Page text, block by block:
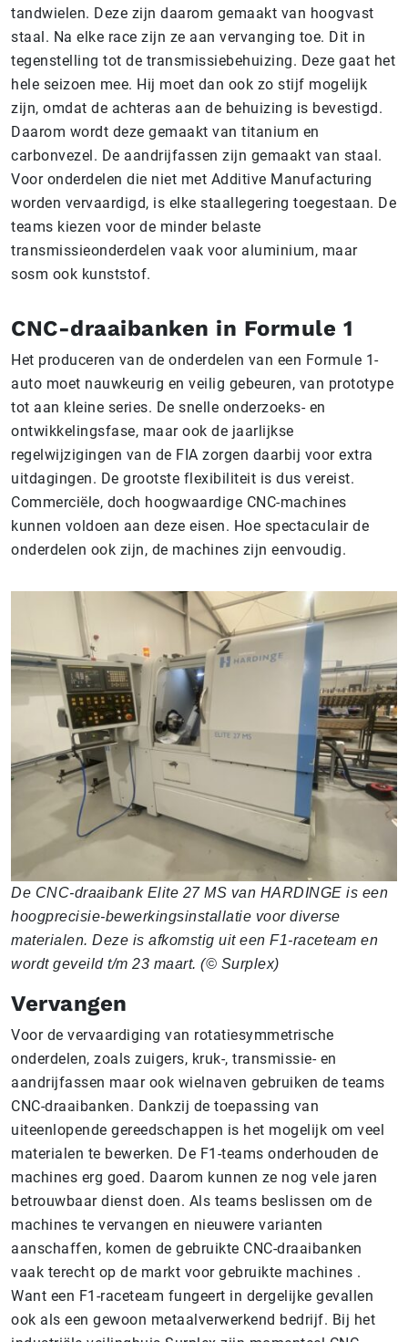
tandwielen. Deze zijn daarom gemaakt van hoogvast
staal. Na elke race zijn ze aan vervanging toe. Dit in
tegenstelling tot de transmissiebehuizing. Deze gaat het
hele seizoen mee. Hij moet dan ook zo stijf mogelijk
zijn, omdat de achteras aan de behuizing is bevestigd.
Daarom wordt deze gemaakt van titanium en
carbonvezel. De aandrijfassen zijn gemaakt van staal.
Voor onderdelen die niet met Additive Manufacturing
worden vervaardigd, is elke staallegering toegestaan. De
teams kiezen voor de minder belaste
transmissieonderdelen vaak voor aluminium, maar
sosm ook kunststof.
CNC-draaibanken in Formule 1
Het produceren van de onderdelen van een Formule 1-
auto moet nauwkeurig en veilig gebeuren, van prototype
tot aan kleine series. De snelle onderzoeks- en
ontwikkelingsfase, maar ook de jaarlijkse
regelwijzigingen van de FIA zorgen daarbij voor extra
uitdagingen. De grootste flexibiliteit is dus vereist.
Commerciële, doch hoogwaardige CNC-machines
kunnen voldoen aan deze eisen. Hoe spectaculair de
onderdelen ook zijn, de machines zijn eenvoudig.
De CNC-draaibank Elite 27 MS van HARDINGE is een
hoogprecisie-bewerkingsinstallatie voor diverse
materialen. Deze is afkomstig uit een F1-raceteam en
wordt geveild t/m 23 maart. (© Surplex)
Vervangen
Voor de vervaardiging van rotatiesymmetrische
onderdelen, zoals zuigers, kruk-, transmissie- en
aandrijfassen maar ook wielnaven gebruiken de teams
CNC-draaibanken. Dankzij de toepassing van
uiteenlopende gereedschappen is het mogelijk om veel
materialen te bewerken. De F1-teams onderhouden de
machines erg goed. Daarom kunnen ze nog vele jaren
betrouwbaar dienst doen. Als teams beslissen om de
machines te vervangen en nieuwere varianten
aanschaffen, komen de gebruikte CNC-draaibanken
vaak terecht op de markt voor gebruikte machines .
Want een F1-raceteam fungeert in dergelijke gevallen
ook als een gewoon metaalverwerkend bedrijf. Bij het